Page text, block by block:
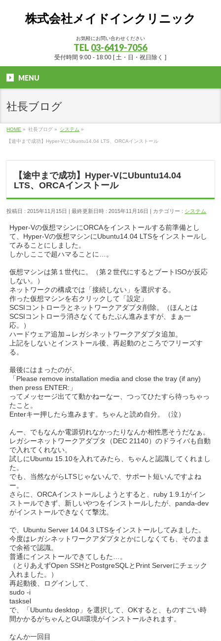
株式会社メイドインクリニック
お気軽にお問い合わせください
TEL 03-6419-7056
受付時間 9:00 - 18:00 [ 土・日・祝日除く ]
MENU
社長ブログ
HOME » 社長ブログ » システム »
【途中まで成功】Hyper-VにUbuntu14.04 LTS、ORCAインストール
【途中まで成功】Hyper-VにUbuntu14.04
LTS、ORCAインストール
投稿日 : 2015年11月15日 最終更新日時 : 2015年11月16日 カテゴリー : システム
Hyper-Vの仮想マシンにORCAをインストールする前準備とし
て、Hyper-Vの仮想マシンにUbuntu14.04 LTSをインストールし
てみることにしました。
しかしここで超ハマることに…。
仮想マシンは第１世代に。（第２世代にするとブートISOが反応
しない。）
ネットワークの構成では「接続しない」を選択する。
作った仮想マシンを右クリックして「設定」
SCSIコントローラとネットワークアダプタ削除。（ほんとは
SCSIコントローラ消さなくてもたぶん進みますが、まぁ一
応。）
ハードウェア追加→レガシネットワークアダプタ追加。
上記をしないとインストール後、再起動のところでフリーズす
る。
最後にはまったのが、
「Please remove installation media and close the tray (if any)
then press ENTER:」
ってメッセージ出てて動かねーなー、つってひたすら待っちゃっ
たこと。
Enterキー押したら進みます。ちゃんと読め自分。（泣）
んー、でもなんか電源切れなかったりなんか相性悪そうだなぁ。
レガシーネットワークアダプタ（DEC 21140）のドライバも自動
で入れてくれない。
試しにUbuntu 15.10を入れてみたら、ちゃんと認識してくれまし
た。
でも、当然ながらLTSじゃないんで、サポート短いんですよね
ー。
さらに、ORCAインストールしようとすると、ruby 1.9.1がイン
ストールできず、新しいやつをインストールしたが、panda-dev
がインストールできなくて撃沈。
で、Ubuntu Server 14.04.3 LTSをインストールしてみました。
今度はレガシネットワークアダプタとかにしなくても、そのまま
で余裕で認識。
普通にインストールできてしもた…。
（とりあえずOpen SSHとPostgreSQLとPrint Serverにチェック
入れました。）
再起動後、ログインして、
sudo -i
tasksel
で、「Ubuntu desktop」を選択して、OKすると、ものすごい時
間かかるがちゃんとGUI環境がインストールされます。
なんか一回目